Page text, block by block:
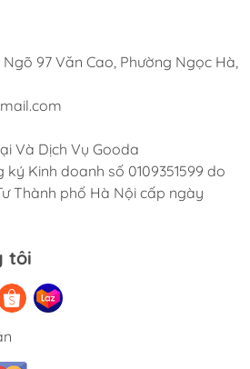
Ngõ 97 Văn Cao, Phường Ngọc Hà,
Và Dịch Vụ Gooda
Kinh doanh số 0109351599 do
Thành phố Hà Nội cấp ngày
tôi